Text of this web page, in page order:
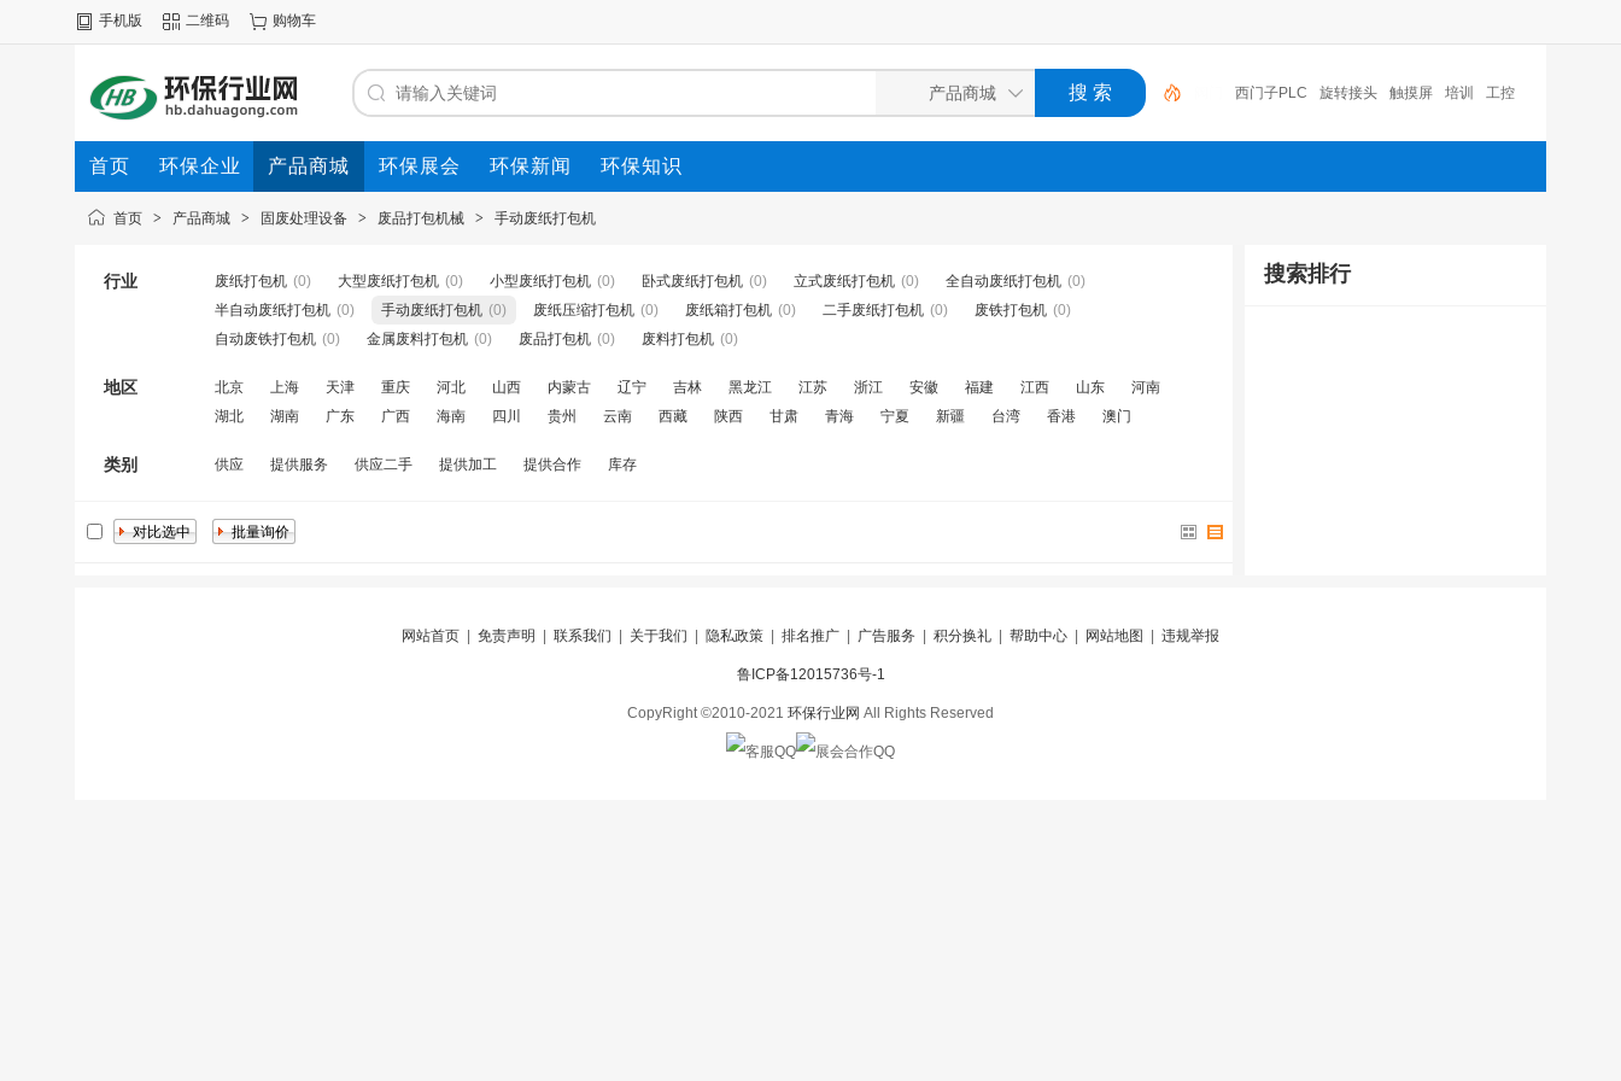
手机版 二维码 购物车
西门子PLC 旋转接头 触摸屏 培训 工控 工控机
变送器 球阀 plc 阀门
首页 环保企业 产品商城 环保展会 环保新闻 环保知识
首页 > 产品商城 > 固废处理设备 > 废品打包机械 > 手动废纸打包机
行业 废纸打包机 (0) 大型废纸打包机 (0) 小型废纸打包机 (0) 卧式废纸打包机 (0) 立式废纸打包机 (0) 全自动废纸打包机 (0)
半自动废纸打包机 (0) 手动废纸打包机 (0) 废纸压缩打包机 (0) 废纸箱打包机 (0) 二手废纸打包机 (0) 废铁打包机 (0)
自动废铁打包机 (0) 金属废料打包机 (0) 废品打包机 (0) 废料打包机 (0)
地区 北京 上海 天津 重庆 河北 山西 内蒙古 辽宁 吉林 黑龙江 江苏 浙江 安徽 福建 江西 山东
河南
湖北
湖南 广东 广西 海南 四川 贵州 云南 西藏 陕西 甘肃 青海 宁夏 新疆 台湾 香港 澳门
类别 供应 提供服务 供应二手 提供加工 提供合作 库存
搜索排行
网站首页 免责声明 联系我们 关于我们 隐私政策 排名推广 广告服务 积分换礼 帮助中心 网站地图 违规举报
鲁ICP备12015736号-1
CopyRight ©2010-2021 环保行业网 All Rights Reserved